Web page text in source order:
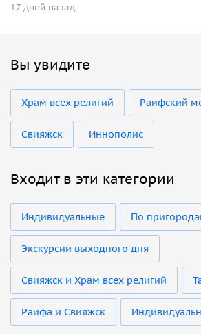
17 дней назад
Вы увидите
Храм всех религий Раифский
Свияжск Иннополис
Входит в эти категории
Индивидуальные По
Экскурсии выходного дня
Свияжск и Храм всех религий
Раифа и Свияжск